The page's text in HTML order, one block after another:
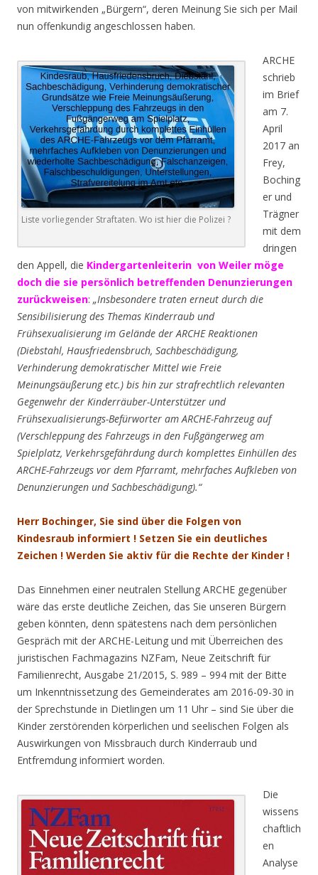
von mitwirkenden „Bürgern“, deren Meinung Sie sich per Mail
nun offenkundig angeschlossen haben.
Liste vorliegender Straftaten. Wo ist hier die Polizei ?
ARCHE
schrieb
im Brief
am 7.
April
2017 an
Frey,
Boching
er und
Trägner
mit dem
dringen
den Appell, die Kindergartenleiterin von Weiler möge
doch die sie persönlich betreffenden Denunzierungen
zurückweisen: „Insbesondere traten erneut durch die
Sensibilisierung des Themas Kinderraub und
Frühsexualisierung im Gelände der ARCHE Reaktionen
(Diebstahl, Hausfriedensbruch, Sachbeschädigung,
Verhinderung demokratischer Mittel wie Freie
Meinungsäußerung etc.) bis hin zur strafrechtlich relevanten
Gegenwehr der Kinderräuber-Unterstützer und
Frühsexualisierungs-Befürworter am ARCHE-Fahrzeug auf
(Verschleppung des Fahrzeugs in den Fußgängerweg am
Spielplatz, Verkehrsgefährdung durch komplettes Einhüllen des
ARCHE-Fahrzeugs vor dem Pfarramt, mehrfaches Aufkleben von
Denunzierungen und Sachbeschädigung).“
Herr Bochinger, Sie sind über die Folgen von
Kindesraub informiert ! Setzen Sie ein deutliches
Zeichen ! Werden Sie aktiv für die Rechte der Kinder !
Das Einnehmen einer neutralen Stellung ARCHE gegenüber
wäre das erste deutliche Zeichen, das Sie unseren Bürgern
geben könnten, denn spätestens nach dem persönlichen
Gespräch mit der ARCHE-Leitung und mit Überreichen des
juristischen Fachmagazins NZFam, Neue Zeitschrift für
Familienrecht, Ausgabe 21/2015, S. 989 – 994 mit der Bitte
um Inkenntnissetzung des Gemeinderates am 2016-09-30 in
der Sprechstunde in Dietlingen um 11 Uhr – sind Sie über die
Kinder zerstörenden körperlichen und seelischen Folgen als
Auswirkungen von Missbrauch durch Kinderraub und
Entfremdung informiert worden.
Die
wissens
chaftlich
en
Analyse